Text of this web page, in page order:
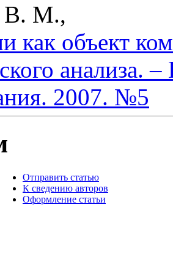
В. М.,
как объект
анализа.
2007. №5
Отправить статью
К сведению авторов
Оформление статьи